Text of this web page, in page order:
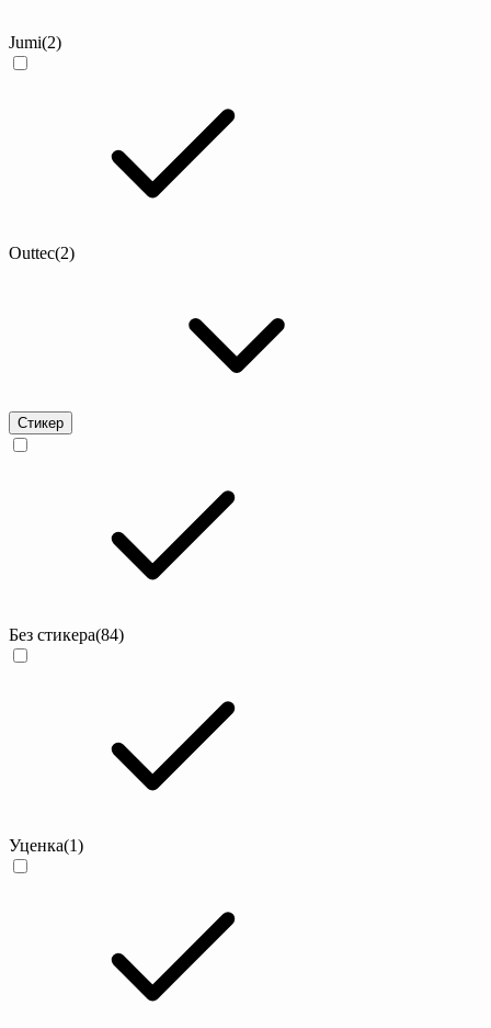
Jumi(2)
Outtec(2)
Стикер
Без стикера(84)
Уценка(1)